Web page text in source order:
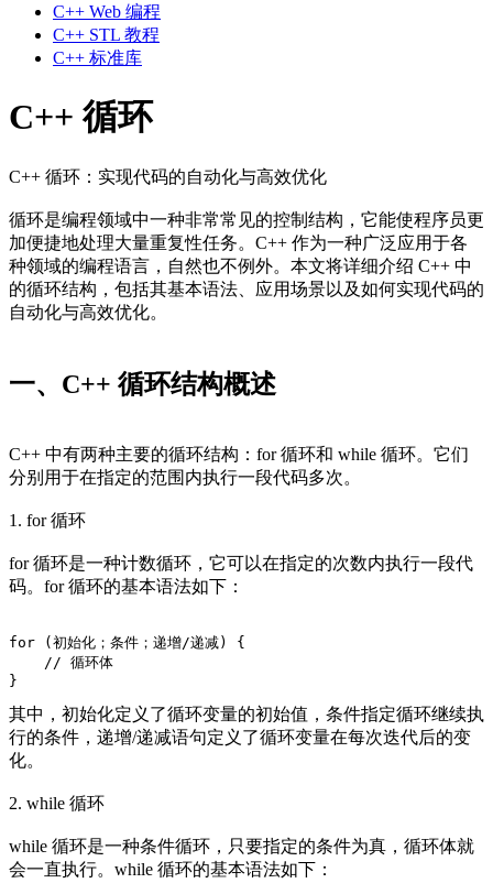
C++ Web 编程
C++ STL 教程
C++ 标准库
C++ 循环
C++ 循环：实现代码的自动化与高效优化
循环是编程领域中一种非常常见的控制结构，它能使程序员更
加便捷地处理大量重复性任务。C++ 作为一种广泛应用于各
种领域的编程语言，自然也不例外。本文将详细介绍 C++ 中
的循环结构，包括其基本语法、应用场景以及如何实现代码的
自动化与高效优化。
一、C++ 循环结构概述
C++ 中有两种主要的循环结构：for 循环和 while 循环。它们
分别用于在指定的范围内执行一段代码多次。
1. for 循环
for 循环是一种计数循环，它可以在指定的次数内执行一段代
码。for 循环的基本语法如下：
for (初始化；条件；递增/递减) {
    // 循环体
}
其中，初始化定义了循环变量的初始值，条件指定循环继续执
行的条件，递增/递减语句定义了循环变量在每次迭代后的变
化。
2. while 循环
while 循环是一种条件循环，只要指定的条件为真，循环体就
会一直执行。while 循环的基本语法如下：